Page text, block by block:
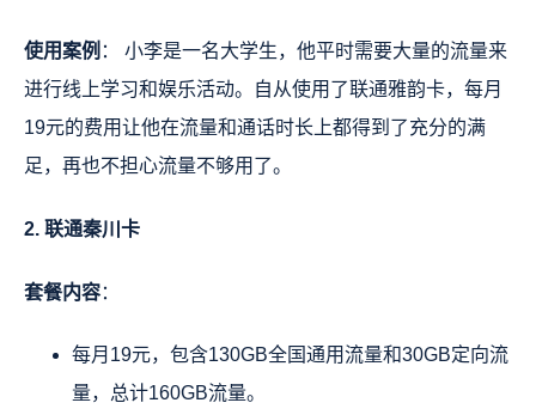
使用案例 ： 小李是一名大学生，他平时需要大量的流量来
进行线上学习和娱乐活动。自从使用了联通雅韵卡，每月
19元的费用让他在流量和通话时长上都得到了充分的满
足，再也不担心流量不够用了。
2. 联通秦川卡
套餐内容：
每月19元，包含130GB全国通用流量和30GB定向流
量，总计160GB流量。